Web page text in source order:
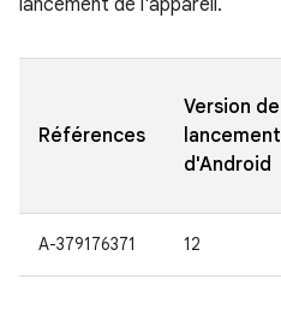
lancement de l'appareil.
Références
Version de
lancement
d'Android
A-379176371 12